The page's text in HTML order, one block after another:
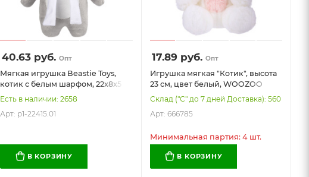
40.63 руб. Опт
Мягкая игрушка Beastie Toys,
котик с белым шарфом, 22x8x5
см
Есть в наличии: 2658
Арт: p1-22415.01
В КОРЗИНУ
17.89руб. Опт
Игрушка мягкая "Котик", высота
23 см, цвет белый, WOOZOO
(ВУЗУ), 666785
Склад ("С" до 7 дней Доставка): 560
Арт: 666785
Минимальная партия: 4 шт.
В КОРЗИНУ